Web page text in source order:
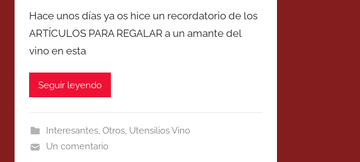
Hace unos días ya os hice un recordatorio de los
ARTÍCULOS PARA REGALAR a un amante del
vino en esta
Seguir leyendo
Interesantes, Otros, Utensilios Vino
Un comentario